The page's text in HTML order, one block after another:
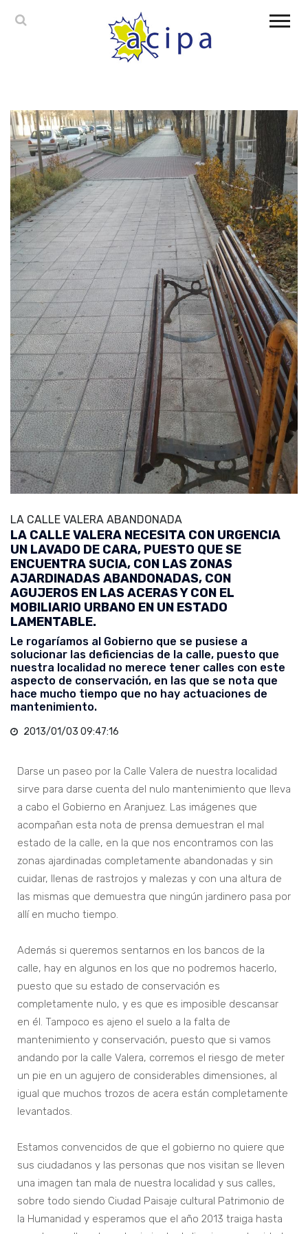
LA CALLE VALERA ABANDONADA
LA CALLE VALERA NECESITA CON URGENCIA
UN LAVADO DE CARA, PUESTO QUE SE
ENCUENTRA SUCIA, CON LAS ZONAS
AJARDINADAS ABANDONADAS, CON
AGUJEROS EN LAS ACERAS Y CON EL
MOBILIARIO URBANO EN UN ESTADO
LAMENTABLE.
Le rogaríamos al Gobierno que se pusiese a
solucionar las deficiencias de la calle, puesto que
nuestra localidad no merece tener calles con este
aspecto de conservación, en las que se nota que
hace mucho tiempo que no hay actuaciones de
mantenimiento.
2013/01/03 09:47:16
Darse un paseo por la Calle Valera de nuestra localidad
sirve para darse cuenta del nulo mantenimiento que lleva
a cabo el Gobierno en Aranjuez. Las imágenes que
acompañan esta nota de prensa demuestran el mal
estado de la calle, en la que nos encontramos con las
zonas ajardinadas completamente abandonadas y sin
cuidar, llenas de rastrojos y malezas y con una altura de
las mismas que demuestra que ningún jardinero pasa por
allí en mucho tiempo.
Además si queremos sentarnos en los bancos de la
calle, hay en algunos en los que no podremos hacerlo,
puesto que su estado de conservación es
completamente nulo, y es que es imposible descansar
en él. Tampoco es ajeno el suelo a la falta de
mantenimiento y conservación, puesto que si vamos
andando por la calle Valera, corremos el riesgo de meter
un pie en un agujero de considerables dimensiones, al
igual que muchos trozos de acera están completamente
levantados.
Estamos convencidos de que el gobierno no quiere que
sus ciudadanos y las personas que nos visitan se lleven
una imagen tan mala de nuestra localidad y sus calles,
sobre todo siendo Ciudad Paisaje cultural Patrimonio de
la Humanidad y esperamos que el año 2013 traiga hasta